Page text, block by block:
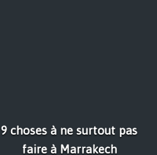
9 choses à ne surtout pas
faire à Marrakech